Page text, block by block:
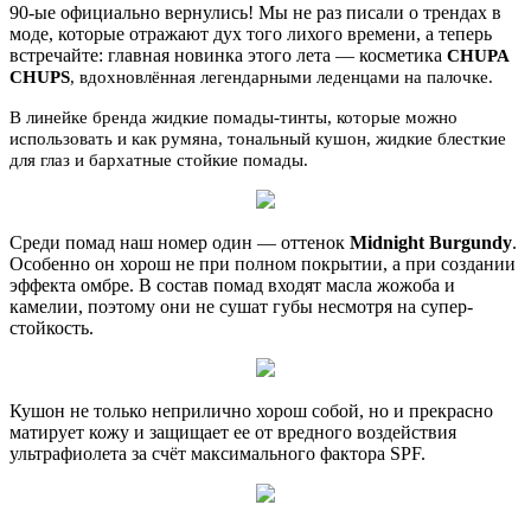
90-ые официально вернулись! Мы не раз писали о трендах в
моде, которые отражают дух того лихого времени, а теперь
встречайте: главная новинка этого лета — косметика CHUPA
CHUPS, вдохновлённая легендарными леденцами на палочке.
В линейке бренда жидкие помады-тинты, которые можно
использовать и как румяна, тональный кушон, жидкие блесткие
для глаз и бархатные стойкие помады.
Среди помад наш номер один — оттенок Midnight Burgundy.
Особенно он хорош не при полном покрытии, а при создании
эффекта омбре. В состав помад входят масла жожоба и
камелии, поэтому они не сушат губы несмотря на супер-
стойкость.
Кушон не только неприлично хорош собой, но и прекрасно
матирует кожу и защищает ее от вредного воздействия
ультрафиолета за счёт максимального фактора SPF.